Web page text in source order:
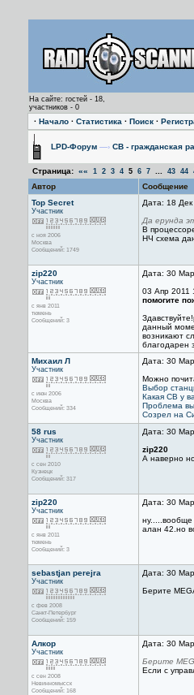
На сайте: гостей - 18,
участников - 0
· Начало · Статистика · Поиск ·
LPD-Форум —› CB - гражданская
Страница: «« 1 2 3 4 5 6 7 43 44
Автор
Сообщение
Top Secret
Участник
с ноя 2006
Москва
Сообщений: 1749
Дата: 18
Да ерунда
В
НЧ схема
zip220
Участник
с янв 2011
тюмень
Сообщений: 3
Дата: 30
03 Апр 2011
помогите
данный
возникают
благодарен
Михаил Л
Участник
с июн 2006
Москва
Сообщений: 334
Дата: 30
Можно
Выбор
Какая СВ у
Проблема
Созрел на
58 rus
Участник
с сен 2010
Кузнецк
Сообщений: 317
Дата: 30
zip220
А наверно
zip220
Участник
с янв 2011
тюмень
Сообщений: 3
Дата: 30
ну.....вообще
алан 42.но
sebastjan perejra
Участник
с фев 2008
Санкт-Петербург
Сообщений: 159
Дата: 30
Берите
Алкор
Участник
с сен 2008
Невинномысск
Сообщений: 168
Дата: 30
Берите
Если с